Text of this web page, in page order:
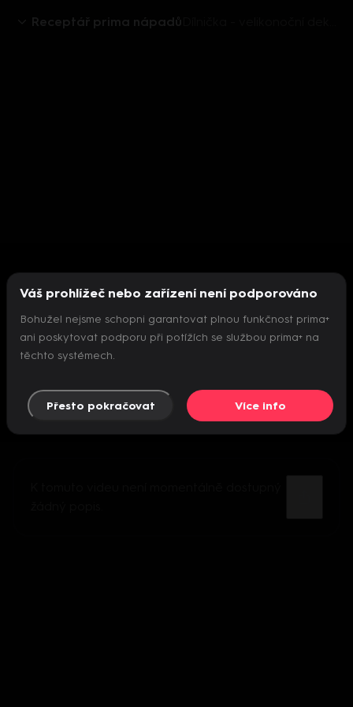
Receptář prima nápadů
Nepodařilo se inicializovat přehrávač
Váš prohlížeč nebo zařízení není podporováno
Bohužel nejsme schopni garantovat plnou funkčnost prima+
ani poskytovat podporu při potížích se službou prima+ na
těchto systémech.
Přesto pokračovat Více info